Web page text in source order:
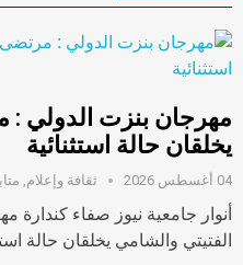
مهرجان بنزت الدولي :
يخلقان حالة استثنائية
04 أغسطس 2026 ثقافة وإعلام
أنوار جامعية نيوز صفاء
الفتيتي والشامي يخلقان حالة